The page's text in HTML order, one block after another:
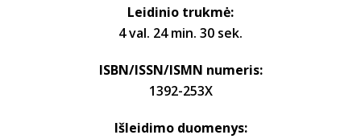
Leidinio trukmė:
4 val. 24 min. 30 sek.
ISBN/ISSN/ISMN numeris:
1392-253X
Išleidimo duomenys: